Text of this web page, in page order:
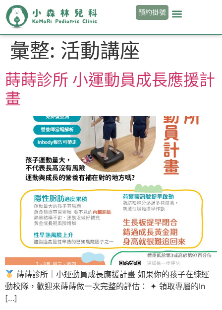
預約掛號
彙整: 活動講座
蒔蒔診所 小運動員成長應援計
畫
蒔蒔診所｜小運動員成長應援計畫 如果你的孩子在練運
動校隊，歡迎來蒔蒔做一次完整的評估： ✦ 領取專屬的In
[…]